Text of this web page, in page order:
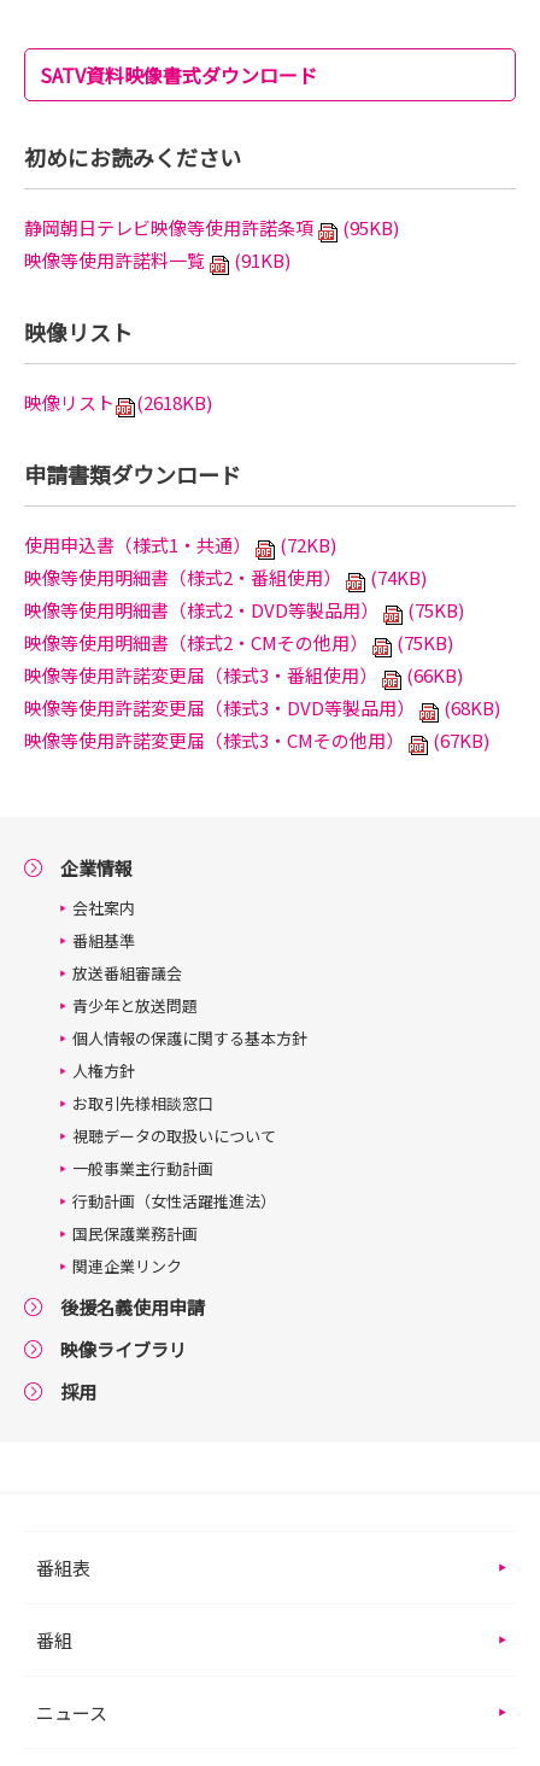
SATV資料映像書式ダウンロード
初めにお読みください
静岡朝日テレビ映像等使用許諾条項
(95KB)
映像等使用許諾料一覧
(91KB)
映像リスト
映像リスト (2618KB)
申請書類ダウンロード
使用申込書（様式1・共通）
(72KB)
映像等使用明細書（様式2・番組使用）
(74KB)
映像等使用明細書（様式2・DVD等製品用）
(75KB)
映像等使用明細書（様式2・CMその他用）
(75KB)
映像等使用許諾変更届（様式3・番組使用）
(66KB)
映像等使用許諾変更届（様式3・DVD等製品用）
(68KB)
映像等使用許諾変更届（様式3・CMその他用）
(67KB)
企業情報
会社案内
番組基準
放送番組審議会
青少年と放送問題
個人情報の保護に関する基本方針
人権方針
お取引先様相談窓口
視聴データの取扱いについて
一般事業主行動計画
行動計画（女性活躍推進法）
国民保護業務計画
関連企業リンク
後援名義使用申請
映像ライブラリ
採用
番組表
番組
ニュース